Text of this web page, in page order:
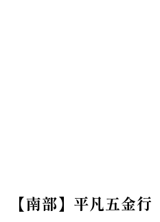
【南部】平凡五金行